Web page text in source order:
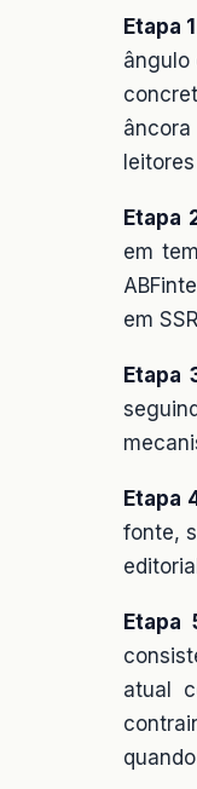
Etapa
ângulo
Etapa
em
em
Etapa
Etapa
fonte,
atual